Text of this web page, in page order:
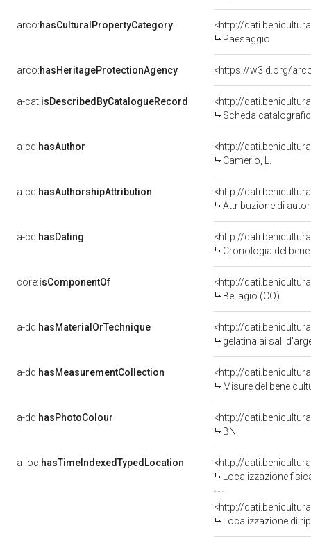
arco:hasCulturalPropertyCategory
<http://
Paesaggio
arco:hasHeritageProtectionAgency <https://w3id.org/
a-cat:isDescribedByCatalogueRecord
<http://
Scheda
a-cd:hasAuthor
<http://
Camerio, L.
a-cd:hasAuthorshipAttribution
<http://
Attribuzione di autore
a-cd:hasDating
<http://
Cronologia del
core:isComponentOf
<http://
Bellagio (CO)
a-dd:hasMaterialOrTechnique
<http://
gelatina ai sali
a-dd:hasMeasurementCollection
<http://
Misure del bene
a-dd:hasPhotoColour
<http://
BN
a-loc:hasTimeIndexedTypedLocation
<http://
Localizzazione
<http://
Localizzazione di